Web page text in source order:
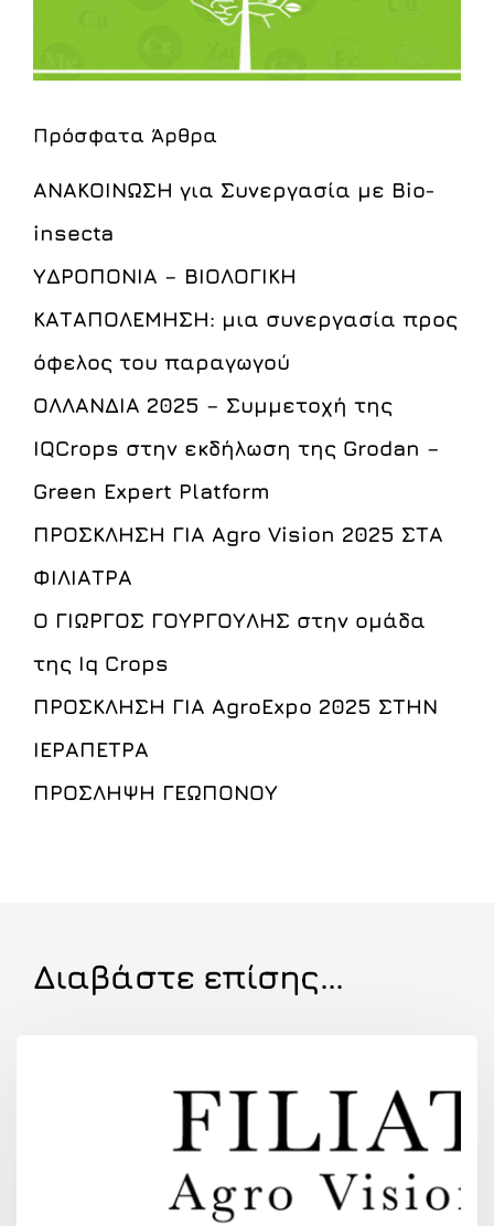
Πρόσφατα Άρθρα
ΑΝΑΚΟΙΝΩΣΗ για Συνεργασία με Bio-
insecta
ΥΔΡΟΠΟΝΙΑ – ΒΙΟΛΟΓΙΚΗ
ΚΑΤΑΠΟΛΕΜΗΣΗ: μια συνεργασία προς
όφελος του παραγωγού
ΟΛΛΑΝΔΙΑ 2025 – Συμμετοχή της
IQCrops στην εκδήλωση της Grodan –
Green Expert Platform
ΠΡΟΣΚΛΗΣΗ ΓΙΑ Agro Vision 2025 ΣΤΑ
ΦΙΛΙΑΤΡΑ
Ο ΓΙΩΡΓΟΣ ΓΟΥΡΓΟΥΛΗΣ στην ομάδα
της Iq Crops
ΠΡΟΣΚΛΗΣΗ ΓΙΑ AgroExpo 2025 ΣΤΗΝ
ΙΕΡΑΠΕΤΡΑ
ΠΡΟΣΛΗΨΗ ΓΕΩΠΟΝΟΥ
Διαβάστε επίσης...